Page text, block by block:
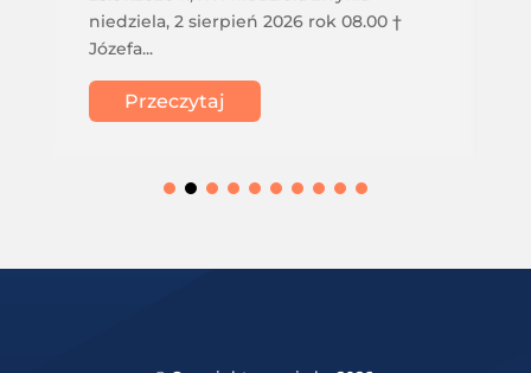
niedziela, 2 sierpień 2026 rok 08.00 †
Józefa...
Przeczytaj